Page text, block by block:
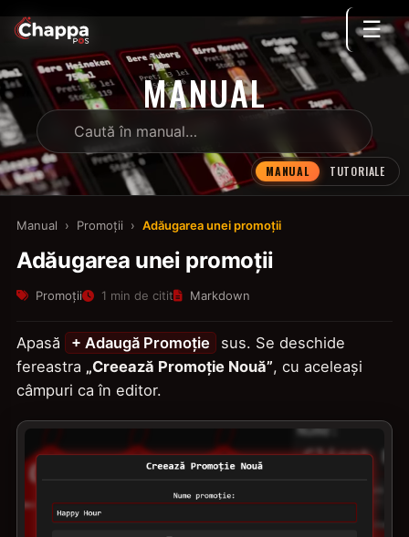
☰
MANUAL
MANUAL TUTORIALE
Manual › Promoții › Adăugarea unei promoții
Adăugarea unei promoții
Promoții 1 min de citit Markdown
Apasă + Adaugă Promoție
sus. Se deschide
fereastra „Creează Promoție Nouă”, cu aceleași
câmpuri ca în editor.